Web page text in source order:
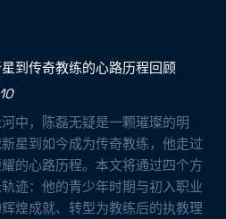
到传奇教练的心路历程回顾
中，陈磊无疑是一颗璀璨的明
星到如今成为传奇教练，他走过
的心路历程。本文将通过四个方
迹：他的青少年时期与初入职业
煌成就、转型为教练后的执教理